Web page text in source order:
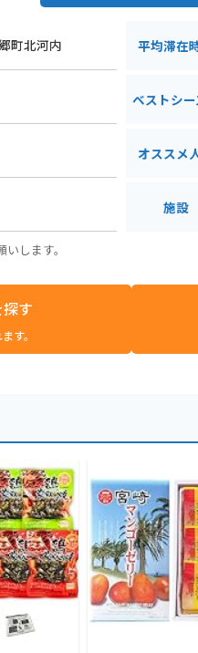
町北河内 平均滞在
ベストシ
オススメ
施設
します。
す
す。